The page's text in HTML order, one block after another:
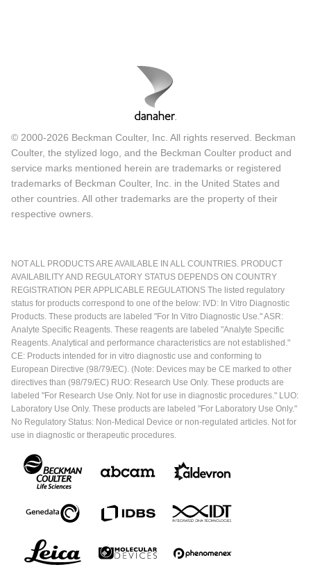
© 2000-2026 Beckman Coulter, Inc. All rights reserved. Beckman
Coulter, the stylized logo, and the Beckman Coulter product and
service marks mentioned herein are trademarks or registered
trademarks of Beckman Coulter, Inc. in the United States and
other countries. All other trademarks are the property of their
respective owners.
NOT ALL PRODUCTS ARE AVAILABLE IN ALL COUNTRIES. PRODUCT
AVAILABILITY AND REGULATORY STATUS DEPENDS ON COUNTRY
REGISTRATION PER APPLICABLE REGULATIONS The listed regulatory
status for products correspond to one of the below: IVD: In Vitro Diagnostic
Products. These products are labeled "For In Vitro Diagnostic Use." ASR:
Analyte Specific Reagents. These reagents are labeled "Analyte Specific
Reagents. Analytical and performance characteristics are not established."
CE: Products intended for in vitro diagnostic use and conforming to
European Directive (98/79/EC). (Note: Devices may be CE marked to other
directives than (98/79/EC) RUO: Research Use Only. These products are
labeled "For Research Use Only. Not for use in diagnostic procedures." LUO:
Laboratory Use Only. These products are labeled "For Laboratory Use Only."
No Regulatory Status: Non-Medical Device or non-regulated articles. Not for
use in diagnostic or therapeutic procedures.